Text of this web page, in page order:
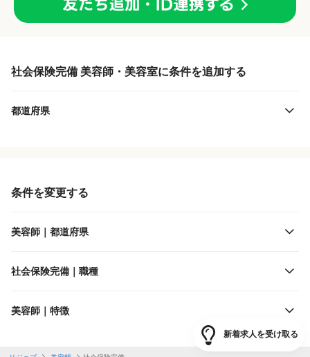
社会保険完備 美容師・美容室に条件を追加する
都道府県
条件を変更する
美容師｜都道府県
社会保険完備｜職種
美容師｜特徴
新着求人を受け取る